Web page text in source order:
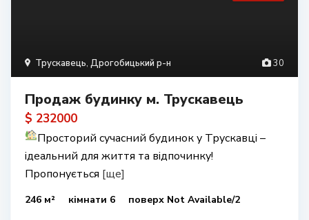
30
Трускавець, Дрогобицький р-н
Продаж будинку м. Трускавець
$ 232000
Просторий сучасний будинок у Трускавці –
ідеальний для життя та відпочинку!
Пропонується [ще]
246 м² кімнати 6 поверх Not Available/2